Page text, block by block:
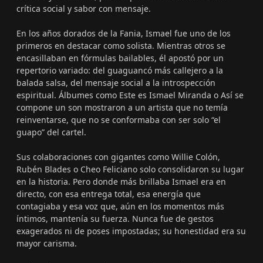
crítica social y sabor con mensaje.
En los años dorados de la Fania, Ismael fue uno de los
primeros en destacar como solista. Mientras otros se
encasillaban en fórmulas bailables, él apostó por un
repertorio variado: del guaguancó más callejero a la
balada salsa, del mensaje social a la introspección
espiritual. Álbumes como Este es Ismael Miranda o Así se
compone un son mostraron a un artista que no temía
reinventarse, que no se conformaba con ser solo “el
guapo” del cartel.
Sus colaboraciones con gigantes como Willie Colón,
Rubén Blades o Cheo Feliciano solo consolidaron su lugar
en la historia. Pero donde más brillaba Ismael era en
directo, con esa entrega total, esa energía que
contagiaba y esa voz que, aún en los momentos más
íntimos, mantenía su fuerza. Nunca fue de gestos
exagerados ni de poses impostadas; su honestidad era su
mayor carisma.